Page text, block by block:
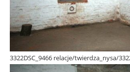
3322DSC_9466 relacje/twierdza_nysa/